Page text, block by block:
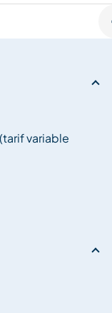
variable